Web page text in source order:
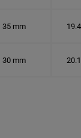
35 mm
30 mm